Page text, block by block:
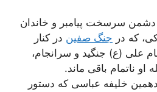
سرسخت پیامبر و خاندان
که در جنگ صفین در کنار
علی (ع) جنگید و سرانجام،
او ناتمام باقی ماند.
خلیفه عباسی که دستور